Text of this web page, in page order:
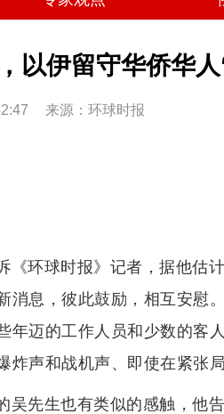
以伊留守华侨华
来源：环球时报
《环球时报》记者，据他估
消息，彼此鼓励，相互安慰
年迈的工作人员和少数的客
炸声和战机声、即使在紧张
吴先生也有类似的感触，他